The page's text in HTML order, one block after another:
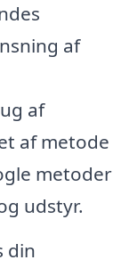
af
af
af metode
metoder
udstyr.
din